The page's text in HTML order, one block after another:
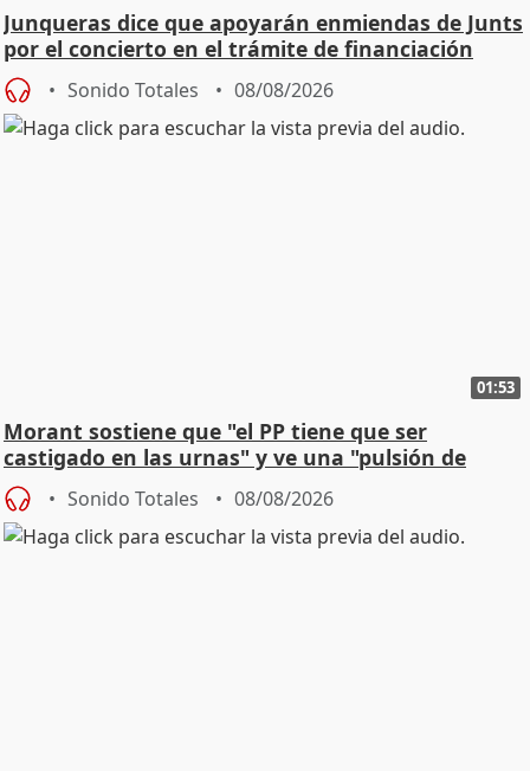
Junqueras dice que apoyarán enmiendas de Junts
por el concierto en el trámite de financiación
Sonido Totales 08/08/2026
01:53
Morant sostiene que "el PP tiene que ser
castigado en las urnas" y ve una "pulsión de
cambio"
Sonido Totales 08/08/2026